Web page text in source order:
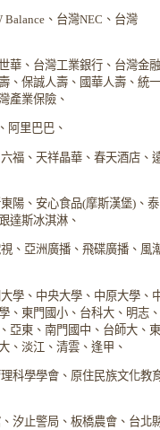
、台灣NEC、台灣
華、台灣工業銀行、台灣金
、保誠人壽、國華人壽、統
產業保險、
阿里巴巴、
福、天祥晶華、春天酒店、
陽、安心食品(摩斯漢堡)、泰
達斯冰淇淋、
、亞洲廣播、飛碟廣播、風
學、中央大學、中原大學、
、東門國小、台科大、明志
亞東、南門國中、台師大、
、淡江、清雲、逢甲、
科學學會、原住民族文化教
汐止警局、板橋農會、台北